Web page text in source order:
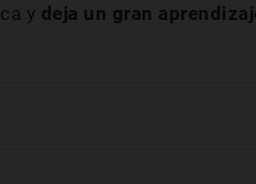
y deja un gran